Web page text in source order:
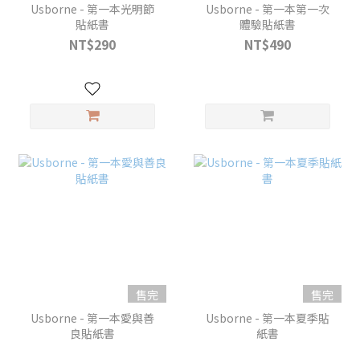
Usborne - 第一本光明節
貼紙書
NT$290
Usborne - 第一本第一次
體驗貼紙書
NT$490
售完
Usborne - 第一本愛與善
良貼紙書
售完
Usborne - 第一本夏季貼
紙書